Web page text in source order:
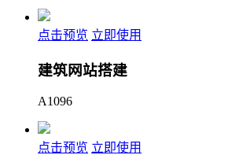
点击预览 立即使用
建筑网站搭建
A1096
点击预览 立即使用